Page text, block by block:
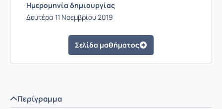
Ημερομηνία δημιουργίας
Δευτέρα 11 Νοεμβρίου 2019
Σελίδα μαθήματος
Περίγραμμα